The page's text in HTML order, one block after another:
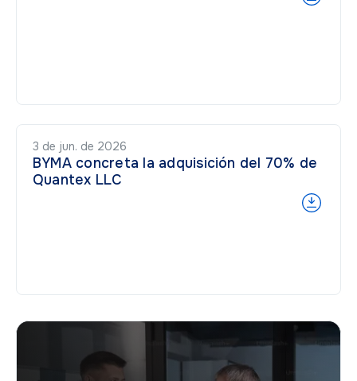
3 de jun. de 2026
BYMA concreta la adquisición del 70% de
Quantex LLC